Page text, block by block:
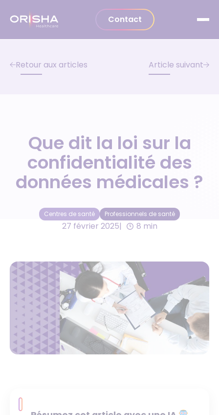
Contact
Retour aux articles Article suivant
Que dit la loi sur la
confidentialité des
données médicales ?
Centres de santé Professionnels de santé
27 février 2025 8 min